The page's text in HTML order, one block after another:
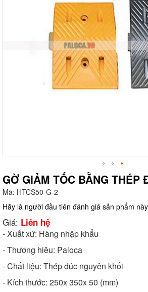
GỜ GIẢM TỐC BẰNG THÉP
Mã: HTCS50-G-2
Hãy là người đầu tiên đánh giá sản phẩm này
Giá: Liên hệ
- Xuất xứ: Hàng nhập khẩu
- Thương hiêu: Paloca
- Chất liệu: Thép đúc nguyên khối
- Kích thước: 250x 350x 50 (mm)